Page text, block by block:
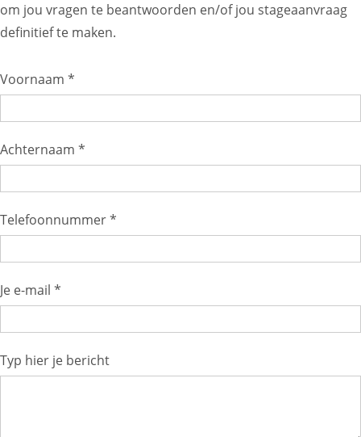
om jou vragen te beantwoorden en/of jou stageaanvraag
definitief te maken.
Voornaam *
Achternaam *
Telefoonnummer *
Je e-mail *
Typ hier je bericht